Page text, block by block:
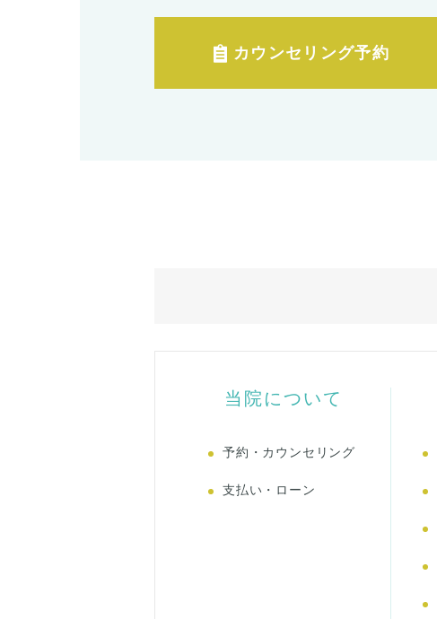
カウンセリング予約
当院について
予約・カウンセリング
支払い・ローン